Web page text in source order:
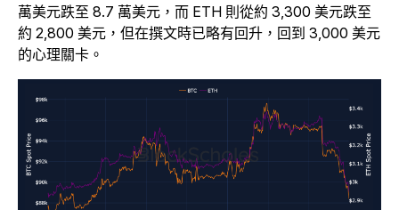
萬美元跌至 8.7 萬美元，而 ETH 則從約 3,300 美元跌至
約 2,800 美元，但在撰文時已略有回升，回到 3,000 美元
的心理關卡。